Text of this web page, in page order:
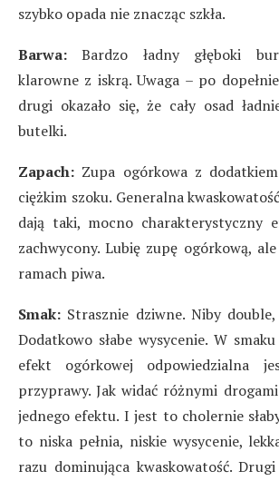
szybko opada nie znacząc szkła.
Barwa: Bardzo ładny głęboki
klarowne z iskrą. Uwaga – po
drugi okazało się, że cały osad
butelki.
Zapach: Zupa ogórkowa z
ciężkim szoku. Generalna
dają taki, mocno charakterystyczny
zachwycony. Lubię zupę ogórkową,
ramach piwa.
Smak: Strasznie dziwne. Niby
Dodatkowo słabe wysycenie. W
efekt ogórkowej odpowiedzialna
przyprawy. Jak widać różnymi
jednego efektu. I jest to cholernie
to niska pełnia, niskie wysycenie,
razu dominująca kwaskowatość.